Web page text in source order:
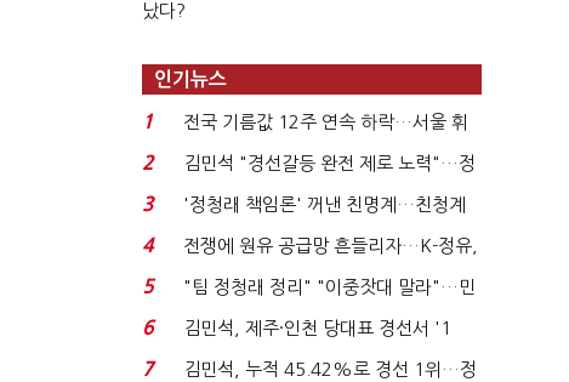
났다?
인기뉴스
1
전국 기름값 12주 연속 하락…서울 휘
발윳값 1909원...
2
김민석 "경선갈등 완전 제로 노력"…정
청래 "반명 공세 사...
3
'정청래 책임론' 꺼낸 친명계…친청계
는 추가투표 때리기...
4
전쟁에 원유 공급망 흔들리자…K-정유,
에너지안보 핵심...
5
"팀 정청래 정리" "이중잣대 말라"…민
주 최고위원 계파 다...
6
김민석, 제주·인천 당대표 경선서 '1
위'(1보)...
7 김민석, 누적 45.42%로 경선 1위…정